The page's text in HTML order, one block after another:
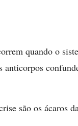
quando o
são os ácaros